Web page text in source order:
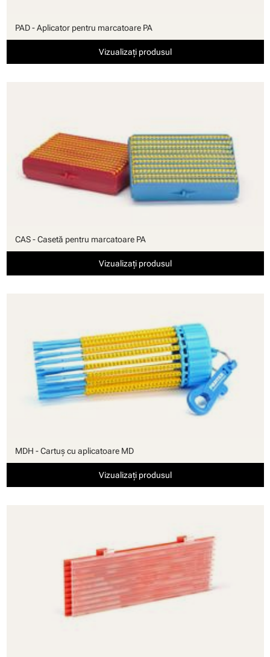
PAD - Aplicator pentru marcatoare PA
Vizualizați produsul
CAS - Casetă pentru marcatoare PA
Vizualizați produsul
MDH - Cartuş cu aplicatoare MD
Vizualizați produsul